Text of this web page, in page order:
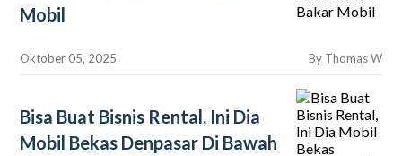
Mobil
Oktober 05, 2025 By Thomas W
Bisa Buat Bisnis Rental, Ini Dia
Mobil Bekas Denpasar Di Bawah